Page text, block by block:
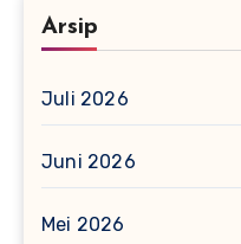
Arsip
Juli 2026
Juni 2026
Mei 2026